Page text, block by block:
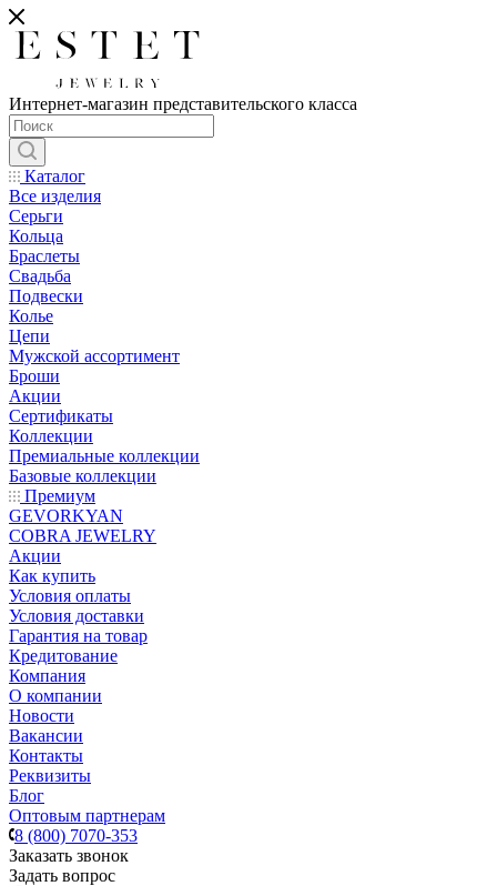
Интернет-магазин представительского класса
Каталог
Все изделия
Серьги
Кольца
Браслеты
Свадьба
Подвески
Колье
Цепи
Мужской ассортимент
Броши
Акции
Сертификаты
Коллекции
Премиальные коллекции
Базовые коллекции
Премиум
GEVORKYAN
COBRA JEWELRY
Акции
Как купить
Условия оплаты
Условия доставки
Гарантия на товар
Кредитование
Компания
О компании
Новости
Вакансии
Контакты
Реквизиты
Блог
Оптовым партнерам
8 (800) 7070-353
Заказать звонок
Задать вопрос